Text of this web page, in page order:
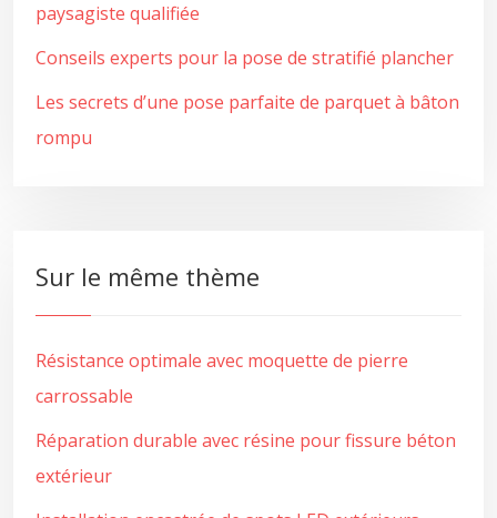
paysagiste qualifiée
Conseils experts pour la pose de stratifié plancher
Les secrets d’une pose parfaite de parquet à bâton
rompu
Sur le même thème
Résistance optimale avec moquette de pierre
carrossable
Réparation durable avec résine pour fissure béton
extérieur